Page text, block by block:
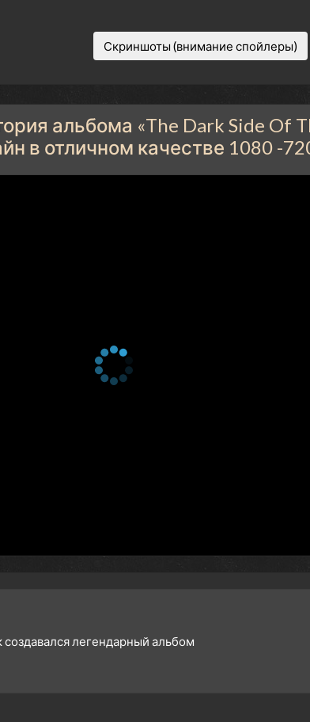
Скриншоты (внимание спойлеры)
альбома «The Dark Side Of
в отличном качестве 1080 -
легендарный альбом